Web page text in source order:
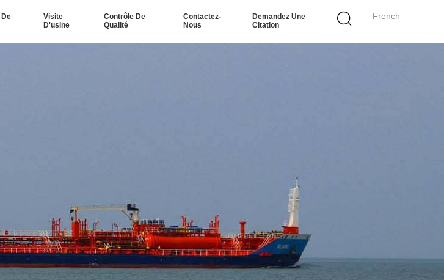
French
Visite
D'usine
Contrôle De
Qualité
Contactez-
Nous
Demandez Une
Citation